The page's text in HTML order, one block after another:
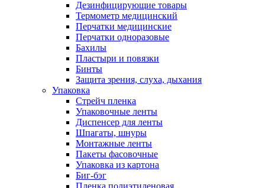
Дезинфицирующие товары
Термометр медицинский
Перчатки медицинские
Перчатки одноразовые
Бахилы
Пластыри и повязки
Бинты
Защита зрения, слуха, дыхания
Упаковка
Стрейч пленка
Упаковочные ленты
Диспенсер для ленты
Шпагаты, шнуры
Монтажные ленты
Пакеты фасовочные
Упаковка из картона
Биг-бэг
Пленка полиэтиленовая